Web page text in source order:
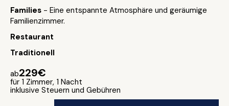
Families - Eine entspannte Atmosphäre und geräumige
Familienzimmer.
Restaurant
Traditionell
ab229€
für 1 Zimmer, 1 Nacht
inklusive Steuern und Gebühren